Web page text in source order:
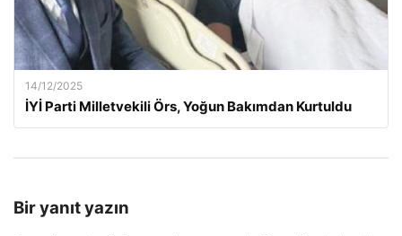
14/12/2025
İYİ Parti Milletvekili Örs, Yoğun Bakımdan Kurtuldu
Bir yanıt yazın